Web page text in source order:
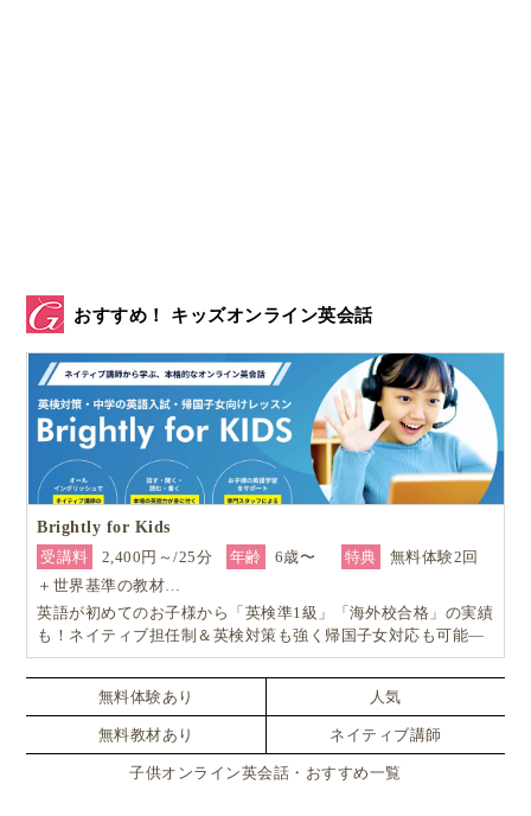
おすすめ！ キッズオンライン英会話
Brightly for Kids
受講料
2,400円～/25分 年齢 6歳〜 特典
無料体験2回
＋世界基準の教材…
英語が初めてのお子様から「英検準1級」「海外校合格」の実績
も！ネイティブ担任制＆英検対策も強く帰国子女対応も可能―
小学生からの4技能本格英会話『Brightly for Kids｜ブライトリ
ー』
無料体験あり
人気
無料教材あり ネイティブ講師
子供オンライン英会話・おすすめ一覧